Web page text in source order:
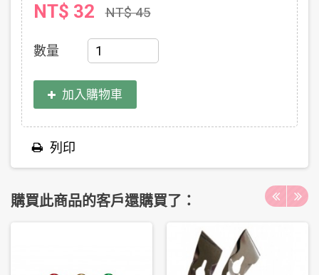
NT$ 32 NT$ 45
數量
加入購物車
列印
購買此商品的客戶還購買了：